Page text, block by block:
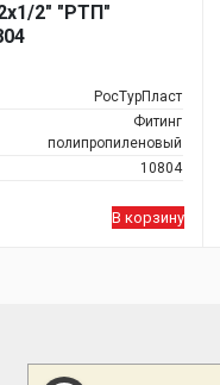
2" "РТП"
РосТурПласт
Фитинг
полипропиленовый
10804
В корзину